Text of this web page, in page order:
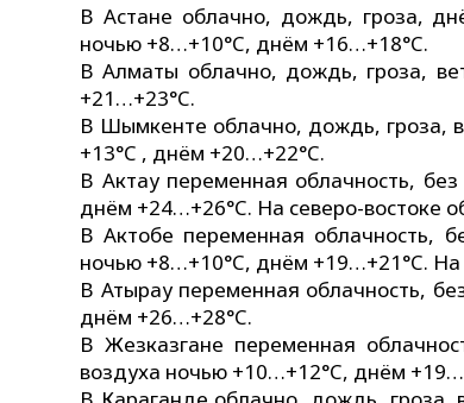
В Астане облачно, дождь, гроза,
ночью +8…+10°C, днём +16…+18°C.
В Алматы облачно, дождь, гроза,
+21…+23°C.
В Шымкенте облачно, дождь, гроза,
+13°C , днём +20…+22°C.
В Актау переменная облачность,
днём +24…+26°C. На северо-востоке
В Актобе переменная облачность,
ночью +8…+10°C, днём +19…+21°C. На
В Атырау переменная облачность,
днём +26…+28°C.
В Жезказгане переменная
воздуха ночью +10…+12°C, днём